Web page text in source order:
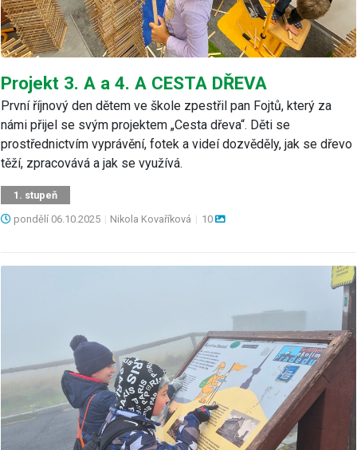
Projekt 3. A a 4. A CESTA DŘEVA
První říjnový den dětem ve škole zpestřil pan Fojtů, který za
námi přijel se svým projektem „Cesta dřeva“. Děti se
prostřednictvím vyprávění, fotek a videí dozvěděly, jak se dřevo
těží, zpracovává a jak se využívá.
1. stupeň
pondělí 06.10.2025 | Nikola Kovaříková | 10